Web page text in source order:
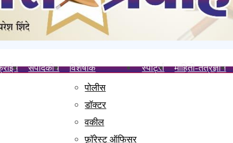
संपादकीय
विशेषांक
पोलीस
डॉक्टर
वकील
फ़ॉरेस्ट ऑफिसर
स्पोर्ट्स माहिती-तंत्रज्ञान
भेट; समाजसेवक संतोष खाडे व उद्योजक रामनारायण मिश्रा यांचे विशेष सहकार्य.
प्रमुखपदाची जबाबदारी
गुन्हा दाखल करा- मेजर किरण ढेरे